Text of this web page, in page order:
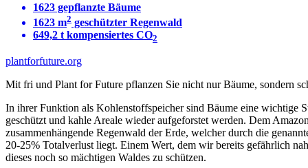
1623 gepflanzte Bäume
1623 m2 geschützter Regenwald
649,2 t kompensiertes CO2
plantforfuture.org
Mit fri und Plant for Future pflanzen Sie nicht nur Bäume, sondern
In ihrer Funktion als Kohlenstoffspeicher sind Bäume eine wichtige
geschützt und kahle Areale wieder aufgeforstet werden. Dem
zusammenhängende Regenwald der Erde, welcher durch die
20-25% Totalverlust liegt. Einem Wert, dem wir bereits gefährlich
dieses noch so mächtigen Waldes zu schützen.